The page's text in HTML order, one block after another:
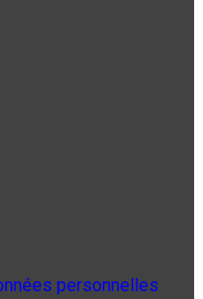
personnelles